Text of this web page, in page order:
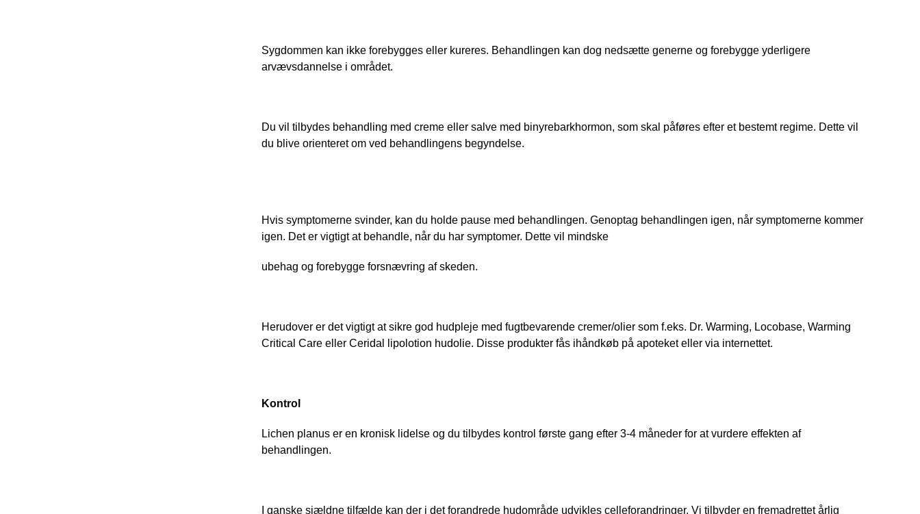
Sygdommen kan ikke forebygges eller kureres. Behandlingen kan dog nedsætte generne og forebygge yderligere
arvævsdannelse i området.
Du vil tilbydes behandling med creme eller salve med binyrebarkhormon, som skal påføres efter et bestemt regime. Dette vil
du blive orienteret om ved behandlingens begyndelse.
Hvis symptomerne svinder, kan du holde pause med behandlingen. Genoptag behandlingen igen, når symptomerne kommer
igen. Det er vigtigt at behandle, når du har symptomer. Dette vil mindske
ubehag og forebygge forsnævring af skeden.
Herudover er det vigtigt at sikre god hudpleje med fugtbevarende cremer/olier som f.eks. Dr. Warming, Locobase, Warming
Critical Care eller Ceridal lipolotion hudolie. Disse produkter fås ihåndkøb på apoteket eller via internettet.
Kontrol
Lichen planus er en kronisk lidelse og du tilbydes kontrol første gang efter 3-4 måneder for at vurdere effekten af
behandlingen.
I ganske sjældne tilfælde kan der i det forandrede hudområde udvikles celleforandringer. Vi tilbyder en fremadrettet årlig